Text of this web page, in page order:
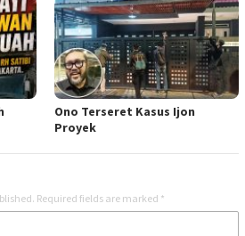
Ono Terseret Kasus Ijon
Proyek
Required fields are marked *